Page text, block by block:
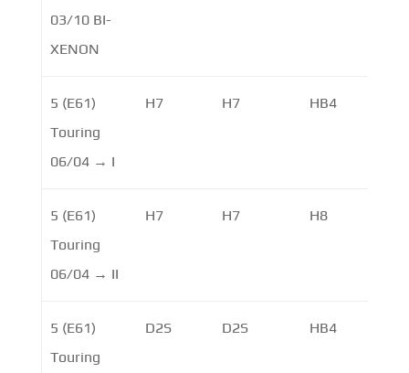
03/10 BI-
XENON
5 (E61)
Touring
06/04 → I
H7 H7 HB4
5 (E61)
Touring
06/04 → II
H7 H7 H8
5 (E61)
Touring
D2S D2S HB4